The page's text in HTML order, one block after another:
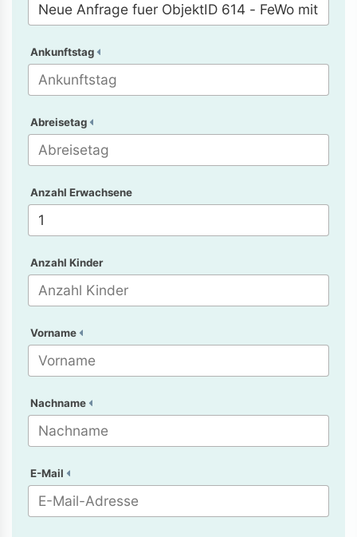
Ankunftstag
Abreisetag
Anzahl Erwachsene
Anzahl Kinder
Vorname
Nachname
E-Mail